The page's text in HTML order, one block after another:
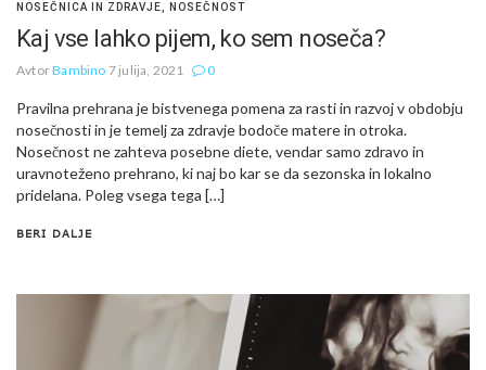
NOSEČNICA IN ZDRAVJE NOSEČNOST
Kaj vse lahko pijem, ko sem noseča?
AvtorBambino 7 julija, 2021 0
Pravilna prehrana je bistvenega pomena za rasti in razvoj v obdobju
nosečnosti in je temelj za zdravje bodoče matere in otroka.
Nosečnost ne zahteva posebne diete, vendar samo zdravo in
uravnoteženo prehrano, ki naj bo kar se da sezonska in lokalno
pridelana. Poleg vsega tega […]
BERI DALJE